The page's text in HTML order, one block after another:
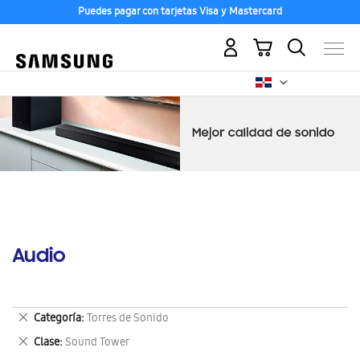
Puedes pagar con tarjetas Visa y Mastercard
Mi carrito
Audio
Categoría Torres de Sonido
Eliminar
este
artículo
Clase Sound Tower
Eliminar